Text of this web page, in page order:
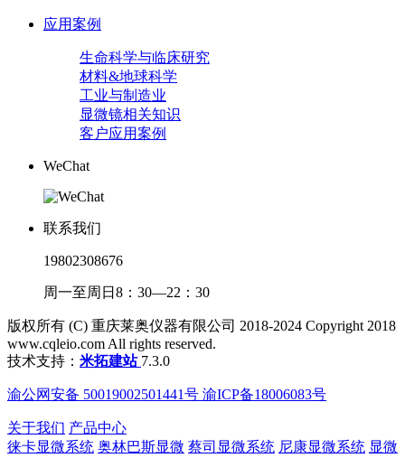
应用案例
生命科学与临床研究
材料&地球科学
工业与制造业
显微镜相关知识
客户应用案例
WeChat
联系我们
19802308676
周一至周日8：30—22：30
版权所有 (C) 重庆莱奥仪器有限公司 2018-2024 Copyright 2018
www.cqleio.com All rights reserved.
技术支持： 米拓建站 7.3.0
渝公网安备 50019002501441号 渝ICP备18006083号
关于我们 产品中心
徕卡显微系统 奥林巴斯显微 蔡司显微系统 尼康显微系统 显微